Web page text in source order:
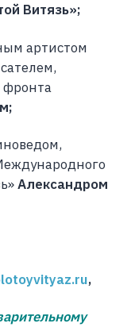
Витязь»;
артистом
фронта
;
Александром
,